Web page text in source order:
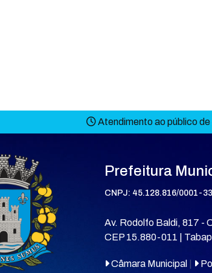
Atendimento ao público de
Prefeitura
CNPJ: 45.128.816/0001-33
Av. Rodolfo Baldi, 817 -
CEP 15.880-011 |
Câmara Municipal